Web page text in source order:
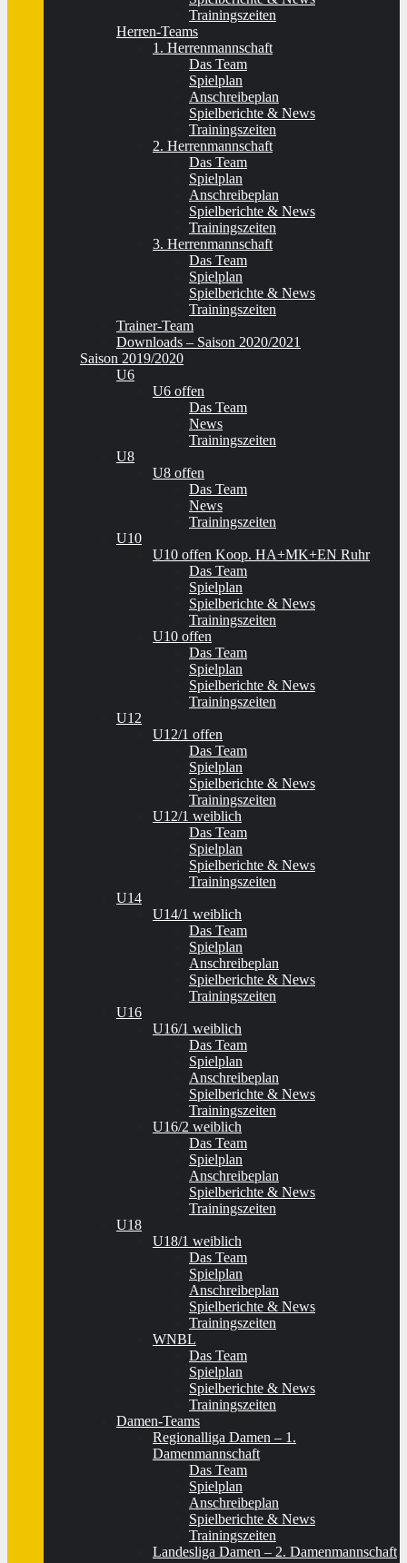
Trainingszeiten
Herren-Teams
1. Herrenmannschaft
Das Team
Spielplan
Anschreibeplan
Spielberichte & News
Trainingszeiten
2. Herrenmannschaft
Das Team
Spielplan
Anschreibeplan
Spielberichte & News
Trainingszeiten
3. Herrenmannschaft
Das Team
Spielplan
Spielberichte & News
Trainingszeiten
Trainer-Team
Downloads – Saison 2020/2021
Saison 2019/2020
U6
U6 offen
Das Team
News
Trainingszeiten
U8
U8 offen
Das Team
News
Trainingszeiten
U10
U10 offen Koop. HA+MK+EN Ruhr
Das Team
Spielplan
Spielberichte & News
Trainingszeiten
U10 offen
Das Team
Spielplan
Spielberichte & News
Trainingszeiten
U12
U12/1 offen
Das Team
Spielplan
Spielberichte & News
Trainingszeiten
U12/1 weiblich
Das Team
Spielplan
Spielberichte & News
Trainingszeiten
U14
U14/1 weiblich
Das Team
Spielplan
Anschreibeplan
Spielberichte & News
Trainingszeiten
U16
U16/1 weiblich
Das Team
Spielplan
Anschreibeplan
Spielberichte & News
Trainingszeiten
U16/2 weiblich
Das Team
Spielplan
Anschreibeplan
Spielberichte & News
Trainingszeiten
U18
U18/1 weiblich
Das Team
Spielplan
Anschreibeplan
Spielberichte & News
Trainingszeiten
WNBL
Das Team
Spielplan
Spielberichte & News
Trainingszeiten
Damen-Teams
Regionalliga Damen – 1.
Damenmannschaft
Das Team
Spielplan
Anschreibeplan
Spielberichte & News
Trainingszeiten
Landesliga Damen – 2. Damenmannschaft